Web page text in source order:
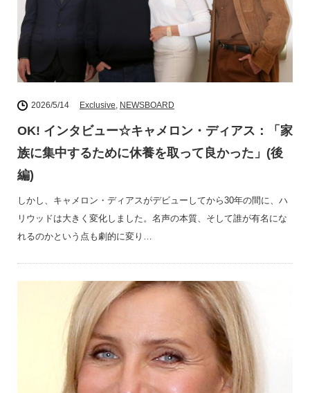
2026/5/14 Exclusive, NEWSBOARD
OK! インタビュー☆キャメロン・ディアス：「家
族に集中するために休養を取って良かった」(後
編)
しかし、キャメロン・ディアスがデビューしてから30年の間に、ハ
リウッドは大きく変化しました。名声の本質、そして誰が有名にな
れるのかという点も劇的に変り…